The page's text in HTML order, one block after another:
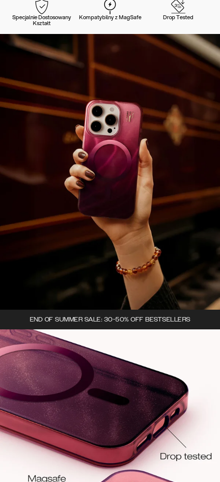
Specjalnie Dostosowany
Kształt
Kompatybilny z MagSafe Drop Tested
END OF SUMMER SALE: 30-50% OFF BESTSELLERS